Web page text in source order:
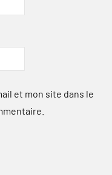
et mon site dans le